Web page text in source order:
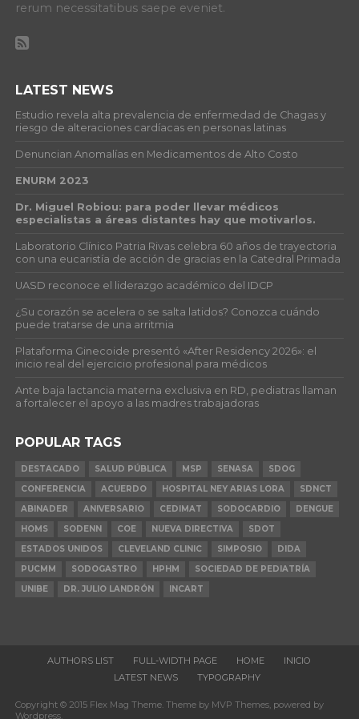
rerum necessitatibus saepe eveniet.
LATEST NEWS
Estudio revela alta prevalencia de enfermedad de Chagas y
riesgo de alteraciones cardíacas en personas latinas
Denuncian Anomalías en Medicamentos de Alto Costo
ENURM 2023
Dr. Miguel Robiou: para poder llevar médicos
especialistas a áreas distantes hay que motivarlos.
Laboratorio Clínico Patria Rivas celebra 60 años de trayectoria
con una eucaristía de acción de gracias en la Catedral Primada
UASD reconoce el liderazgo académico del IDCP
¿Su corazón se acelera o se salta latidos? Conozca cuándo
puede tratarse de una arritmia
Plataforma Ginecoide presentó «After Residency 2026»: el
inicio real del ejercicio profesional para médicos
Ante baja lactancia materna exclusiva en RD, pediatras llaman
a fortalecer el apoyo a las madres trabajadoras
POPULAR TAGS
DESTACADO SALUD PÚBLICA MSP SENASA
SDOG
CONFERENCIA
ACUERDO HOSPITAL NEY ARIAS LORA
SDNCT
ABINADER
ANIVERSARIO CEDIMAT SODOCARDIO
DENGUE
HOMS
SODENN COE NUEVA DIRECTIVA
SDOT
ESTADOS UNIDOS
CLEVELAND CLINIC SIMPOSIO
DIDA
PUCMM
SODOGASTRO HPHM
SOCIEDAD DE PEDIATRÍA
UNIBE
DR. JULIO LANDRÓN INCART
AUTHORS LIST FULL-WIDTH PAGE HOME
INICIO
LATEST NEWS
TYPOGRAPHY
Copyright © 2015 Flex Mag Theme. Theme by MVP Themes, powered by
Wordpress.